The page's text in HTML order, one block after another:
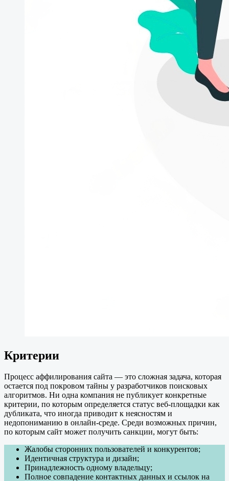
Критерии
Процесс аффилирования сайта — это сложная задача, которая
остается под покровом тайны у разработчиков поисковых
алгоритмов. Ни одна компания не публикует конкретные
критерии, по которым определяется статус веб-площадки как
дубликата, что иногда приводит к неясностям и
недопониманию в онлайн-среде. Среди возможных причин,
по которым сайт может получить санкции, могут быть:
Жалобы сторонних пользователей и конкурентов;
Идентичная структура и дизайн;
Принадлежность одному владельцу;
Полное совпадение контактных данных и ссылок на